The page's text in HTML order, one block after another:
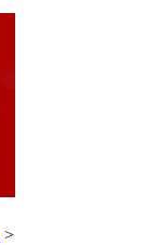
>